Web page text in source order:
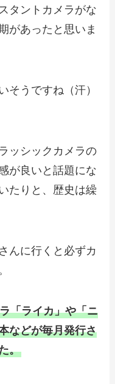
タントカメラがな
があったと思いま
そうですね（汗）
ッシックカメラの
が良いと話題にな
たりと、歴史は繰
んに行くと必ずカ
「ライカ」や「ニ
などが毎月発行さ
。